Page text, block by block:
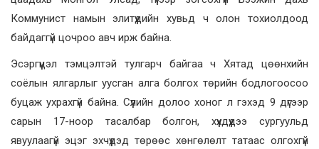
Коммунист намын элитүүдийн хувьд ч олон тохиолдоод
байдаггүй цочроо авч ирж байна.
Эсэргүүцэл тэмцэлтэй тулгарч байгаа ч Хятад цөөнхийн
соёлын ялгарлыг уусган алга болгох төрийн бодлогоосоо
буцаж ухрахгүй байна. Сүүлийн долоо хоног л гэхэд 9 дүгээр
сарын 17-ноор тасалбар болгон, хүүхдүүдээ сургуульд
явуулаагүй эцэг эхчүүдэд төрөөс хөнгөлөлт татаас олгохгүй